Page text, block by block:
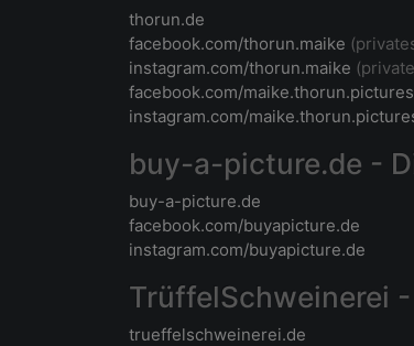
thorun.de
facebook.com/thorun.maike
instagram.com/thorun.maike
facebook.com/maike.thorun.pictures
instagram.com/
buy-a-picture.de -
buy-a-picture.de
facebook.com/buyapicture.de
instagram.com/buyapicture.de
TrüffelSchweinerei
trueffelschweinerei.de